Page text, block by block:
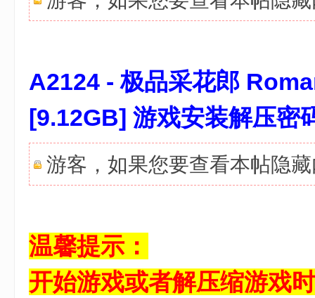
A2124 - 极品采花郎
[9.12GB] 游戏安装解压密
游客，如果您要查看本帖隐
温馨提示：
开始游戏或者解压缩游戏